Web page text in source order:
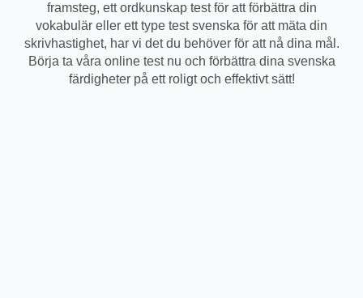
framsteg, ett ordkunskap test för att förbättra din
vokabulär eller ett type test svenska för att mäta din
skrivhastighet, har vi det du behöver för att nå dina mål.
Börja ta våra online test nu och förbättra dina svenska
färdigheter på ett roligt och effektivt sätt!